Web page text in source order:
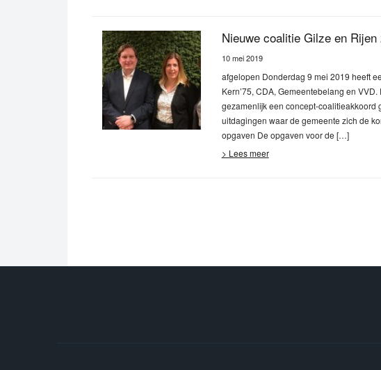
Nieuwe coalitie Gilze en Rijen
10 mei 2019
afgelopen Donderdag 9 mei 2019 heeft
Kern’75, CDA, Gemeentebelang en
gezamenlijk een concept-coalitieakkoord
uitdagingen waar de gemeente zich de
opgaven De opgaven voor de […]
> Lees meer